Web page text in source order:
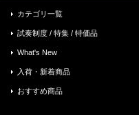
カテゴリ一覧
試奏制度 / 特集 / 特価品
What's New
入荷・新着商品
おすすめ商品